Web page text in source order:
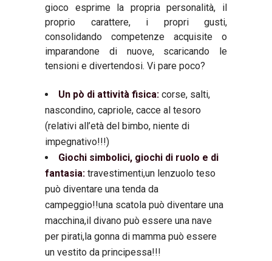
gioco esprime la propria personalità, il
proprio carattere, i propri gusti,
consolidando competenze acquisite o
imparandone di nuove, scaricando le
tensioni e divertendosi. Vi pare poco?
Un pò di attività fisica: corse, salti,
nascondino, capriole, cacce al tesoro
(relativi all’età del bimbo, niente di
impegnativo!!!)
Giochi simbolici, giochi di ruolo e di
fantasia: travestimenti,un lenzuolo teso
può diventare una tenda da
campeggio!!una scatola può diventare una
macchina,il divano può essere una nave
per pirati,la gonna di mamma può essere
un vestito da principessa!!!